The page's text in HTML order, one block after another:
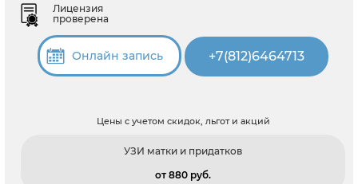
Лицензия
проверена
Онлайн запись +7(812)6464713
Цены с учетом скидок, льгот и акций
УЗИ матки и придатков
от 880 pуб.